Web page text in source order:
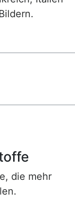
die mehr